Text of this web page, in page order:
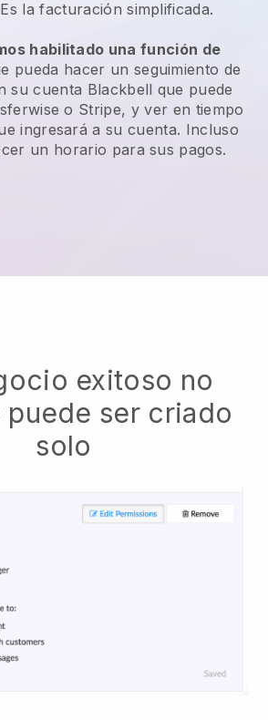
la facturación simplificada.
habilitado una función de
pueda hacer un seguimiento de
su cuenta Blackbell que puede
o Stripe, y ver en tiempo
ingresará a su cuenta. Incluso
un horario para sus pagos.
exitoso no
puede ser criado
solo